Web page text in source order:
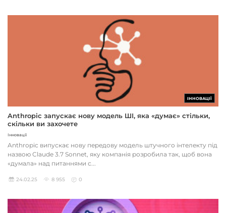
ІННОВАЦІЇ
Anthropic запускає нову модель ШІ, яка «думає» стільки,
скільки ви захочете
Інновації
Anthropic випускає нову передову модель штучного інтелекту під
назвою Claude 3.7 Sonnet, яку компанія розробила так, щоб вона
«думала» над питаннями с...
24.02.25 8 955 0